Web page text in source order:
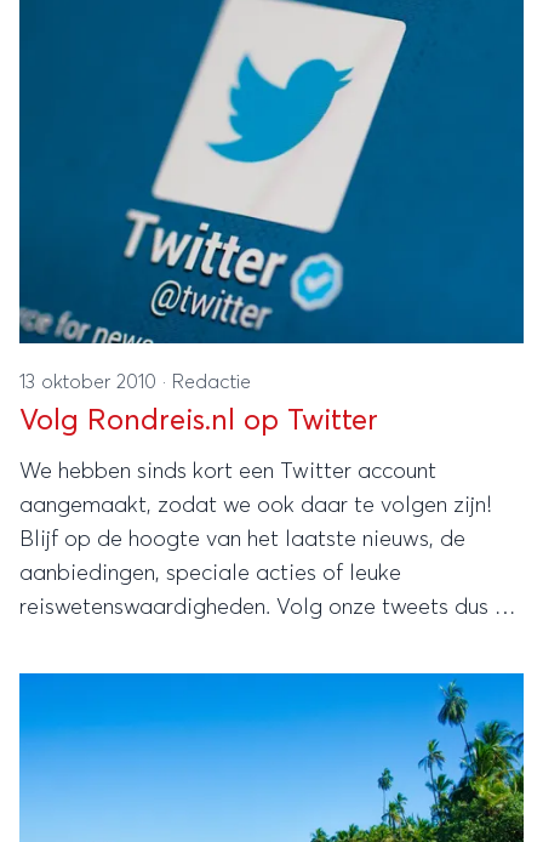
13 oktober 2010 · Redactie
Volg Rondreis.nl op Twitter
We hebben sinds kort een Twitter account
aangemaakt, zodat we ook daar te volgen zijn!
Blijf op de hoogte van het laatste nieuws, de
aanbiedingen, speciale acties of leuke
reiswetenswaardigheden. Volg onze tweets dus op